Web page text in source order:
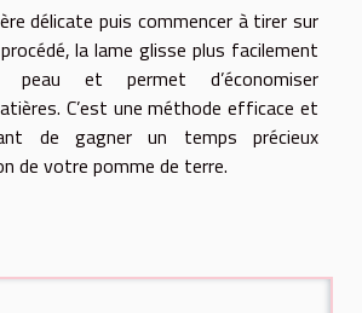
délicate puis commencer à tirer sur
la lame glisse plus facilement
et permet d’économiser
C’est une méthode efficace et
de gagner un temps précieux
de votre pomme de terre.